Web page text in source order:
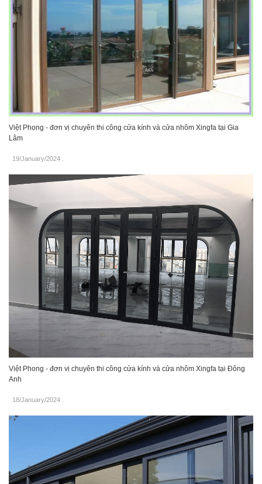
Việt Phong - đơn vị chuyên thi công cửa kính và cửa nhôm Xingfa tại Gia
Lâm
19/January/2024
Việt Phong - đơn vị chuyên thi công cửa kính và cửa nhôm Xingfa tại Đông
Anh
18/January/2024